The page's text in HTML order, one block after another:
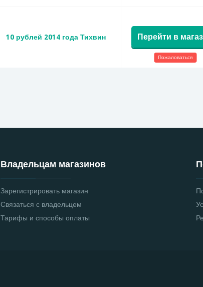
10 рублей 2014 года Тихвин Перейти в
Пожаловаться
Владельцам магазинов
Зарегистрировать магазин
Связаться с владельцем
Тарифы и способы оплаты